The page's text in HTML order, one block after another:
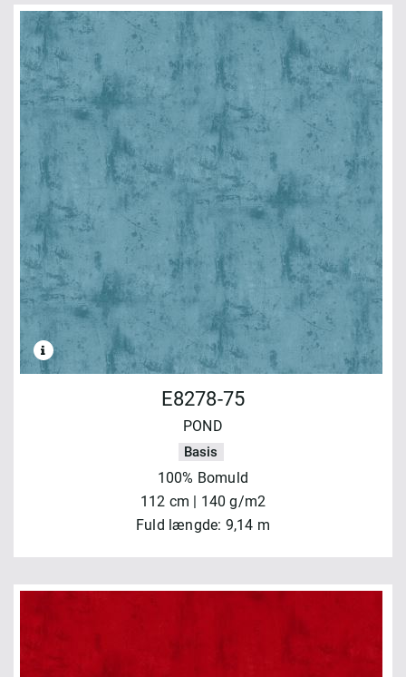
E8278-75
POND
Basis
100% Bomuld
112 cm | 140 g/m2
Fuld længde: 9,14 m